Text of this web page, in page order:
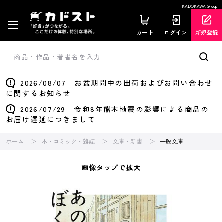
KADOKAWA Group
カート ログイン 新規登録
2026/08/07 お盆期間中の出荷およびお問い合わせ
に関するお知らせ
2026/07/29 令和8年熊本地震の影響による商品の
お届け遅延につきまして
ホーム 本・コミック・雑誌 文庫・新書 一般文庫
画像タップで拡大